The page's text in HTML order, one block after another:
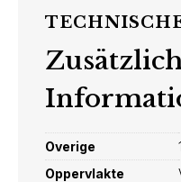
Overige
Oppervlakte